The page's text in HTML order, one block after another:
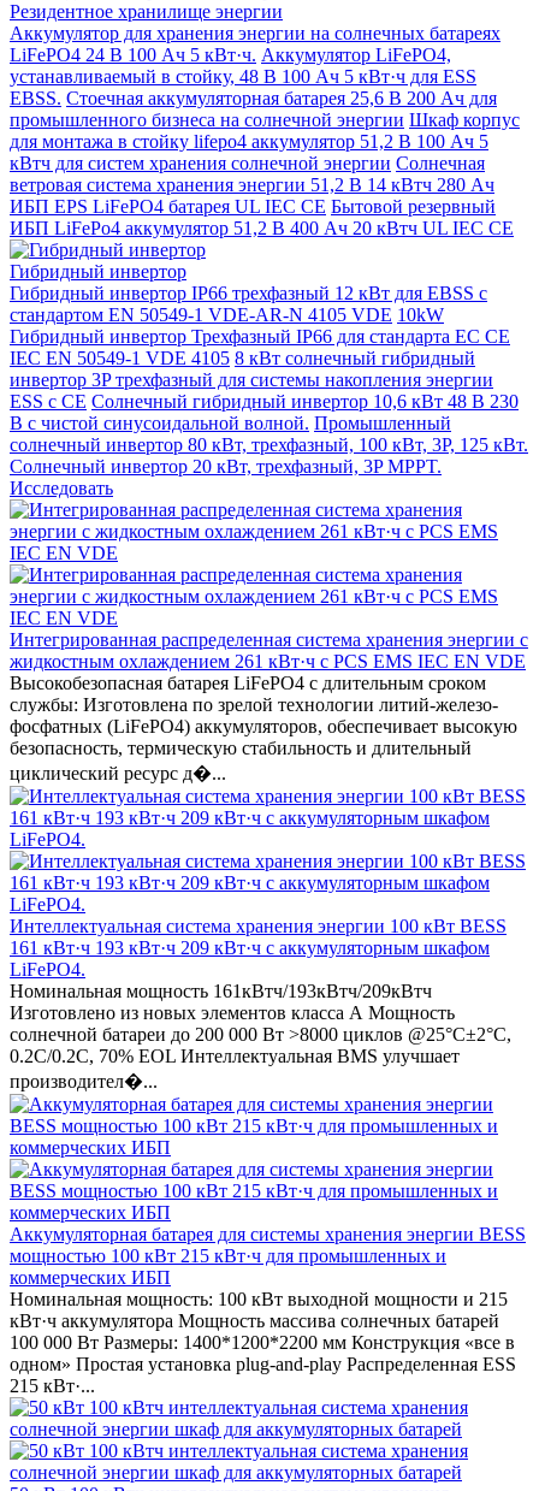
Резидентное хранилище энергии
Аккумулятор для хранения энергии на солнечных батареях
LiFePO4 24 В 100 Ач 5 кВт·ч. Аккумулятор LiFePO4,
устанавливаемый в стойку, 48 В 100 Ач 5 кВт·ч для ESS
EBSS. Стоечная аккумуляторная батарея 25,6 В 200 Ач для
промышленного бизнеса на солнечной энергии Шкаф корпус
для монтажа в стойку lifepo4 аккумулятор 51,2 В 100 Ач 5
кВтч для систем хранения солнечной энергии Солнечная
ветровая система хранения энергии 51,2 В 14 кВтч 280 Ач
ИБП EPS LiFePO4 батарея UL IEC CE Бытовой резервный
ИБП LiFePo4 аккумулятор 51,2 В 400 Ач 20 кВтч UL IEC CE
Гибридный инвертор
Гибридный инвертор IP66 трехфазный 12 кВт для EBSS с
стандартом EN 50549-1 VDE-AR-N 4105 VDE 10kW
Гибридный инвертор Трехфазный IP66 для стандарта ЕС CE
IEC EN 50549-1 VDE 4105 8 кВт солнечный гибридный
инвертор 3P трехфазный для системы накопления энергии
ESS с CE Солнечный гибридный инвертор 10,6 кВт 48 В 230
В с чистой синусоидальной волной. Промышленный
солнечный инвертор 80 кВт, трехфазный, 100 кВт, 3P, 125 кВт.
Солнечный инвертор 20 кВт, трехфазный, 3P MPPT.
Исследовать
Интегрированная распределенная система хранения энергии с
жидкостным охлаждением 261 кВт·ч с PCS EMS IEC EN VDE
Высокобезопасная батарея LiFePO4 с длительным сроком
службы: Изготовлена по зрелой технологии литий-железо-
фосфатных (LiFePO4) аккумуляторов, обеспечивает высокую
безопасность, термическую стабильность и длительный
циклический ресурс д�...
Интеллектуальная система хранения энергии 100 кВт BESS
161 кВт·ч 193 кВт·ч 209 кВт·ч с аккумуляторным шкафом
LiFePO4.
Номинальная мощность 161кВтч/193кВтч/209кВтч
Изготовлено из новых элементов класса А Мощность
солнечной батареи до 200 000 Вт >8000 циклов @25°C±2°C,
0.2C/0.2C, 70% EOL Интеллектуальная BMS улучшает
производител�...
Аккумуляторная батарея для системы хранения энергии BESS
мощностью 100 кВт 215 кВт·ч для промышленных и
коммерческих ИБП
Номинальная мощность: 100 кВт выходной мощности и 215
кВт·ч аккумулятора Мощность массива солнечных батарей
100 000 Вт Размеры: 1400*1200*2200 мм Конструкция «все в
одном» Простая установка plug-and-play Распределенная ESS
215 кВт·...